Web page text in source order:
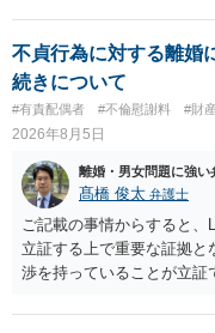
来なかった事情の変更によ
に勤務先」が含まれている
行く事になり、上記のよう
来るかと思うのですが違う
います。養育費は事情の変
ことはあまりないです。ご
不貞行為に対する離婚
続きについて
#有責配偶者 #不倫慰謝料 #財
2026年8月5日
離婚・男女問題に強い
髙橋 俊太 弁護士
ご記載の事情からすると
立証する上で重要な証拠
渉を持っていることが立証
性的関係を継続しているの